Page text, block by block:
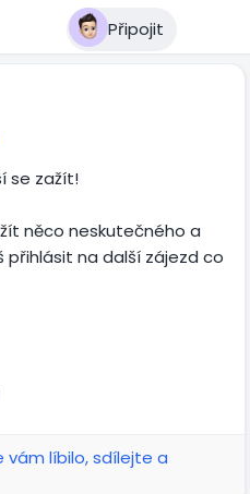
Připojit
se zažít!
něco neskutečného a
na další zájezd co
vám líbilo, sdílejte a